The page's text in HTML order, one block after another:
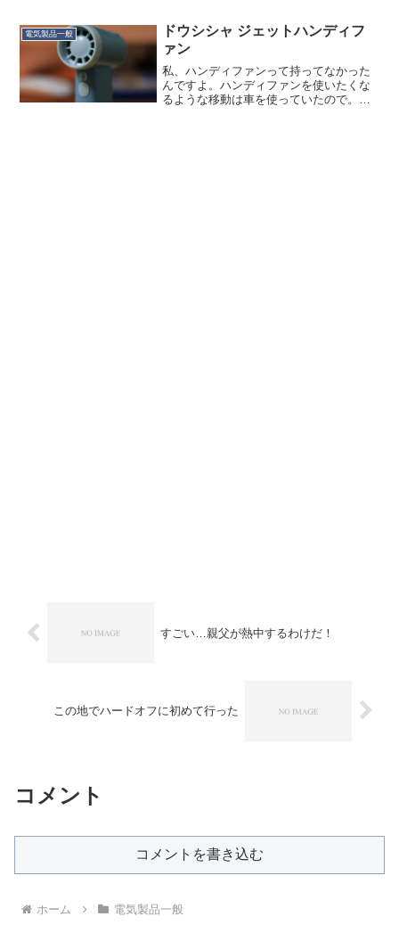
まして。ググってみると…あー、まぁ
1,600円なら...
電気製品一般
ドウシシャ ジェットハンディフ
ァン
私、ハンディファンって持ってなかった
んですよ。ハンディファンを使いたくな
るような移動は車を使っていたので。で
すごい…親父が熱中するわけだ！
この地でハードオフに初めて行った
コメント
コメントを書き込む
ホーム 電気製品一般